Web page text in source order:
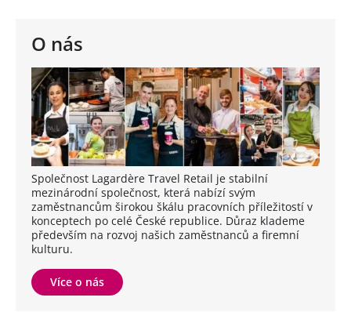
O nás
Společnost Lagardère Travel Retail je stabilní
mezinárodní společnost, která nabízí svým
zaměstnancům širokou škálu pracovních příležitostí v
konceptech po celé České republice. Důraz klademe
především na rozvoj našich zaměstnanců a firemní
kulturu.
Více o nás